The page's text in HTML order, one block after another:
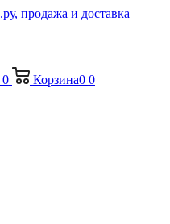
0 Корзина0 0